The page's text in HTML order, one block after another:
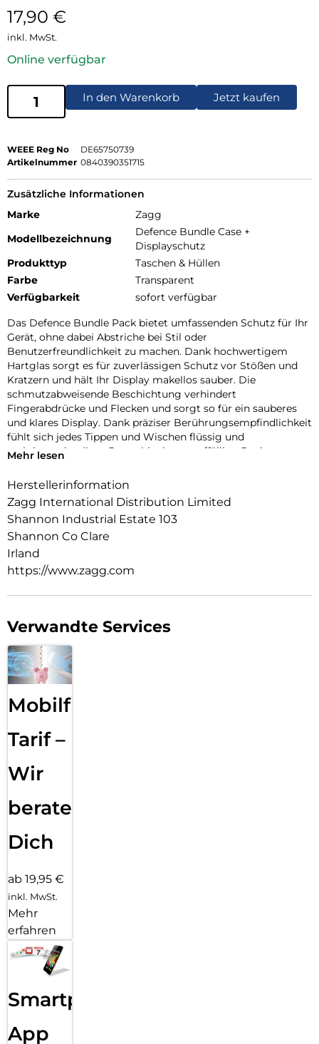
17,90 €
inkl. MwSt.
Online verfügbar
In den Warenkorb Jetzt kaufen
WEEE Reg No
DE65750739
Artikelnummer 0840390351715
Zusätzliche Informationen
Marke
Zagg
Modellbezeichnung
Defence Bundle Case +
Displayschutz
Produkttyp
Taschen & Hüllen
Farbe
Transparent
Verfügbarkeit
sofort verfügbar
Das Defence Bundle Pack bietet umfassenden Schutz für Ihr
Gerät, ohne dabei Abstriche bei Stil oder
Benutzerfreundlichkeit zu machen. Dank hochwertigem
Hartglas sorgt es für zuverlässigen Schutz vor Stößen und
Kratzern und hält Ihr Display makellos sauber. Die
schmutzabweisende Beschichtung verhindert
Fingerabdrücke und Flecken und sorgt so für ein sauberes
und klares Display. Dank präziser Berührungsempfindlichkeit
fühlt sich jedes Tippen und Wischen flüssig und
reaktionsschnell an. Das schlanke, unauffällige Design passt
strapazierfähige Hülle die Seiten und die Rückseite Ihres
Geltung bringt.
Mehr lesen
Herstellerinformation
Zagg International Distribution Limited
Shannon Industrial Estate 103
Shannon Co Clare
Irland
https://www.zagg.com
Verwandte Services
Mobilfunk
Tarif –
Wir
beraten
Dich
ab 19,95 €
inkl. MwSt.
Mehr
erfahren
Smartphone
App